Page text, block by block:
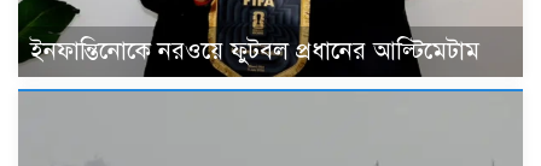
ইনফান্তিনোকে নরওয়ে ফুটবল প্রধানের আল্টিমেটাম